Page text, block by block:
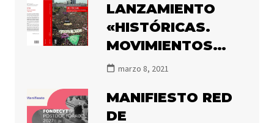
PREMIO ATENEA
2020
LANZAMIENTO
«HISTÓRICAS.
MOVIMIENTOS
FEMINISTAS Y DE
CHILE, 1850-2020»
marzo 8, 2021
MANIFIESTO RED
DE